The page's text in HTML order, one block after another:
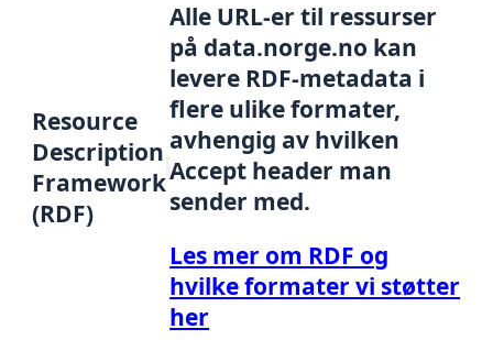
Resource
Description
Framework
(RDF)
Alle URL-er til ressurser
på data.norge.no kan
levere RDF-metadata i
flere ulike formater,
avhengig av hvilken
Accept header man
sender med.
Les mer om RDF og
hvilke formater vi støtter
her